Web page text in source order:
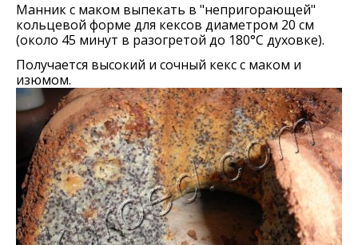
Манник с маком выпекать в "непригорающей"
кольцевой форме для кексов диаметром 20 см
(около 45 минут в разогретой до 180°С духовке).
Получается высокий и сочный кекс с маком и
изюмом.